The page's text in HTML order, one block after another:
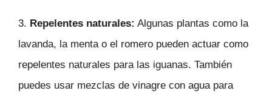
3. Repelentes naturales: Algunas plantas como la
lavanda, la menta o el romero pueden actuar como
repelentes naturales para las iguanas. También
puedes usar mezclas de vinagre con agua para